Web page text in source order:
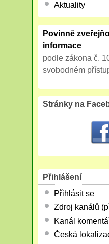
Aktuality
Povinně
informace
podle zákona č.
svobodném
Stránky na
Přihlášení
Přihlásit se
Zdroj kanálů
Kanál
Česká